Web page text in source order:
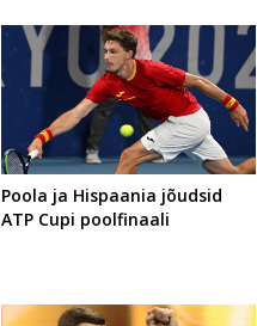
Poola ja Hispaania jõudsid
ATP Cupi poolfinaali